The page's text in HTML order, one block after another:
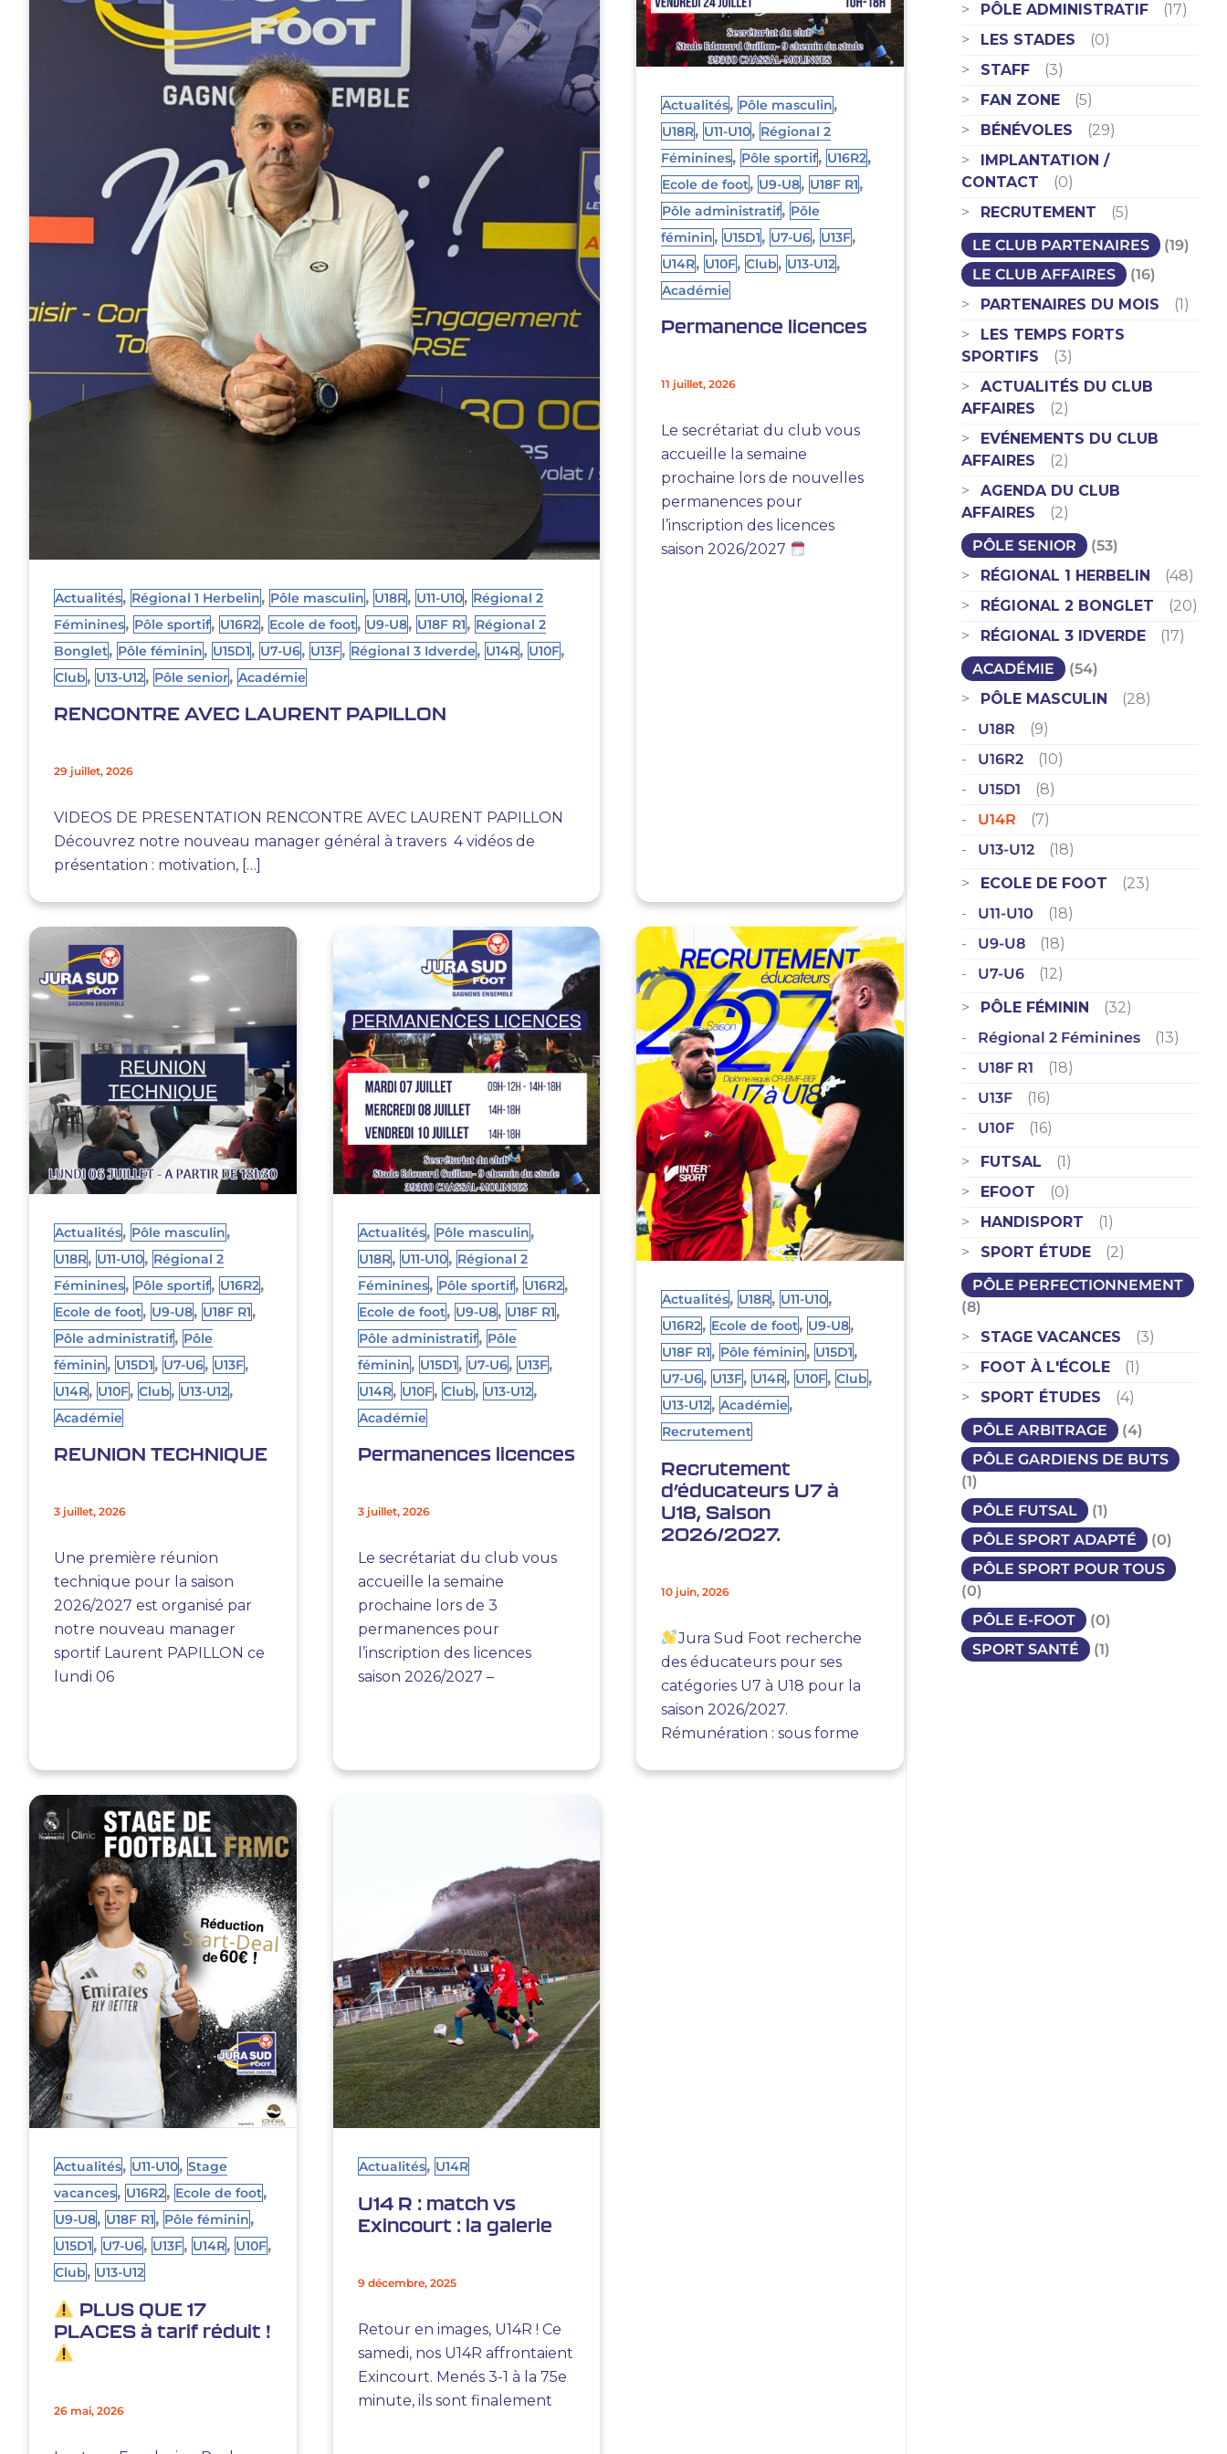
Actualités, Régional 1 Herbelin, Pôle masculin, U18R, U11-U10, Régional 2
Féminines, Pôle sportif, U16R2, Ecole de foot, U9-U8, U18F R1, Régional 2
Bonglet, Pôle féminin, U15D1, U7-U6, U13F, Régional 3 Idverde, U14R, U10F,
Club, U13-U12, Pôle senior, Académie
RENCONTRE AVEC LAURENT PAPILLON
29 juillet, 2026
VIDEOS DE PRESENTATION RENCONTRE AVEC LAURENT PAPILLON
Découvrez notre nouveau manager général à travers 4 vidéos de
présentation : motivation, […]
Actualités, Pôle masculin,
U18R, U11-U10, Régional 2
Féminines, Pôle sportif, U16R2,
Ecole de foot, U9-U8, U18F R1,
Pôle administratif, Pôle
féminin, U15D1, U7-U6, U13F,
U14R, U10F, Club, U13-U12,
Académie
Permanence licences
11 juillet, 2026
Le secrétariat du club vous
accueille la semaine
prochaine lors de nouvelles
permanences pour
l’inscription des licences
saison 2026/2027
Actualités, Pôle masculin,
U18R, U11-U10, Régional 2
Féminines, Pôle sportif, U16R2,
Ecole de foot, U9-U8, U18F R1,
Pôle administratif, Pôle
féminin, U15D1, U7-U6, U13F,
U14R, U10F, Club, U13-U12,
Académie
REUNION TECHNIQUE
3 juillet, 2026
Une première réunion
technique pour la saison
2026/2027 est organisé par
notre nouveau manager
sportif Laurent PAPILLON ce
lundi 06
Actualités, Pôle masculin,
U18R, U11-U10, Régional 2
Féminines, Pôle sportif, U16R2,
Ecole de foot, U9-U8, U18F R1,
Pôle administratif, Pôle
féminin, U15D1, U7-U6, U13F,
U14R, U10F, Club, U13-U12,
Académie
Permanences licences
3 juillet, 2026
Le secrétariat du club vous
accueille la semaine
prochaine lors de 3
permanences pour
l’inscription des licences
saison 2026/2027 –
Actualités, U18R, U11-U10,
U16R2, Ecole de foot, U9-U8,
U18F R1, Pôle féminin, U15D1,
U7-U6, U13F, U14R, U10F, Club,
U13-U12, Académie,
Recrutement
Recrutement
d’éducateurs U7 à
U18, Saison
2026/2027.
10 juin, 2026
Jura Sud Foot recherche
des éducateurs pour ses
catégories U7 à U18 pour la
saison 2026/2027.
Rémunération : sous forme
Actualités, U11-U10, Stage
vacances, U16R2, Ecole de foot,
U9-U8, U18F R1, Pôle féminin,
U15D1, U7-U6, U13F, U14R, U10F,
Club, U13-U12
PLUS QUE 17
PLACES à tarif réduit !
26 mai, 2026
Actualités, U14R
U14 R : match vs
Exincourt : la galerie
9 décembre, 2025
Retour en images, U14R ! Ce
samedi, nos U14R affrontaient
Exincourt. Menés 3-1 à la 75e
minute, ils sont finalement
PÔLE ADMINISTRATIF
(17)
LES STADES
(0)
STAFF
(3)
FAN ZONE
(5)
BÉNÉVOLES
(29)
IMPLANTATION /
CONTACT
(0)
RECRUTEMENT
(5)
LE CLUB PARTENAIRES
(19)
LE CLUB AFFAIRES
(16)
PARTENAIRES DU MOIS
(1)
LES TEMPS FORTS
SPORTIFS
(3)
ACTUALITÉS DU CLUB
AFFAIRES
(2)
EVÉNEMENTS DU CLUB
AFFAIRES
(2)
AGENDA DU CLUB
AFFAIRES
(2)
PÔLE SENIOR
(53)
RÉGIONAL 1 HERBELIN
(48)
RÉGIONAL 2 BONGLET
(20)
RÉGIONAL 3 IDVERDE
(17)
ACADÉMIE
(54)
PÔLE MASCULIN
(28)
U18R
(9)
U16R2
(10)
U15D1
(8)
U14R
(7)
U13-U12
(18)
ECOLE DE FOOT
(23)
U11-U10
(18)
U9-U8
(18)
U7-U6
(12)
PÔLE FÉMININ
(32)
Régional 2 Féminines
(13)
U18F R1
(18)
U13F
(16)
U10F
(16)
FUTSAL
(1)
EFOOT
(0)
HANDISPORT
(1)
SPORT ÉTUDE
(2)
PÔLE PERFECTIONNEMENT
(8)
STAGE VACANCES
(3)
FOOT À L'ÉCOLE
(1)
SPORT ÉTUDES
(4)
PÔLE ARBITRAGE
(4)
PÔLE GARDIENS DE BUTS
(1)
PÔLE FUTSAL
(1)
PÔLE SPORT ADAPTÉ
(0)
PÔLE SPORT POUR TOUS
(0)
PÔLE E-FOOT
(0)
SPORT SANTÉ
(1)